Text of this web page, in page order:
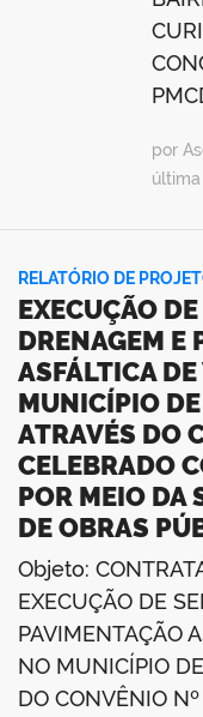
por
RELATÓRIO DE
EXECUÇÃO
DRENAGEM E
ASFÁLTICA
MUNICÍPIO
ATRAVÉS DO
CELEBRADO
POR MEIO DA
DE OBRAS
Objeto:
EXECUÇÃO DE
PAVIMENTAÇÃO
NO MUNICÍPIO
DO CONVÊNIO